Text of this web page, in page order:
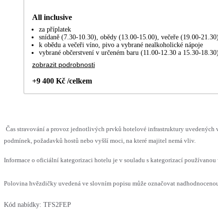
All inclusive
za příplatek
snídaně (7.30-10.30), obědy (13.00-15.00), večeře (19.00-
k obědu a večeři víno, pivo a vybrané nealkoholické nápoje
vybrané občerstvení v určeném baru (11.00-12.30 a 15.30-
zobrazit podrobnosti
+9 400 Kč /celkem
Čas stravování a provoz jednotlivých prvků hotelové infrastruktury uvedených
podmínek, požadavků hostů nebo vyšší moci, na které majitel nemá vliv.
Informace o oficiální kategorizaci hotelu je v souladu s kategorizací
Polovina hvězdičky uvedená ve slovním popisu může označovat
Kód nabídky: TFS2FEP